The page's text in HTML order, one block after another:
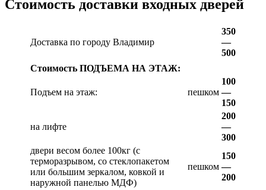
Стоимость доставки входных дверей
Доставка по городу Владимир
350
—
500
Стоимость ПОДЪЕМА НА ЭТАЖ:
Подъем на этаж: пешком
100
—
150
на лифте
200
—
300
двери весом более 100кг (с
терморазрывом, со стеклопакетом
или большим зеркалом, ковкой и
наружной панелью МДФ)
пешком
150
—
200